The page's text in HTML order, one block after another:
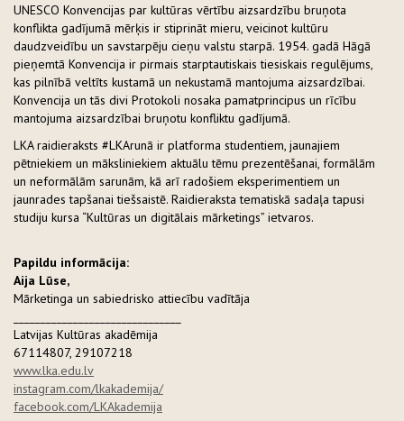
UNESCO Konvencijas par kultūras vērtību aizsardzību bruņota
konflikta gadījumā mērķis ir stiprināt mieru, veicinot kultūru
daudzveidību un savstarpēju cieņu valstu starpā. 1954. gadā Hāgā
pieņemtā Konvencija ir pirmais starptautiskais tiesiskais regulējums,
kas pilnībā veltīts kustamā un nekustamā mantojuma aizsardzībai.
Konvencija un tās divi Protokoli nosaka pamatprincipus un rīcību
mantojuma aizsardzībai bruņotu konfliktu gadījumā.
LKA raidieraksts #LKArunā ir platforma studentiem, jaunajiem
pētniekiem un māksliniekiem aktuālu tēmu prezentēšanai, formālām
un neformālām sarunām, kā arī radošiem eksperimentiem un
jaunrades tapšanai tiešsaistē. Raidieraksta tematiskā sadaļa tapusi
studiju kursa “Kultūras un digitālais mārketings” ietvaros.
Papildu informācija:
Aija Lūse,
Mārketinga un sabiedrisko attiecību vadītāja
Latvijas Kultūras akadēmija
67114807, 29107218
www.lka.edu.lv
instagram.com/lkakademija/
facebook.com/LKAkademija